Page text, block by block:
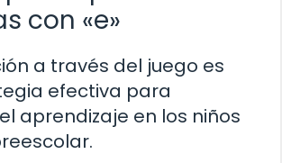
con «e»
a través del juego es
efectiva para
aprendizaje en los niños